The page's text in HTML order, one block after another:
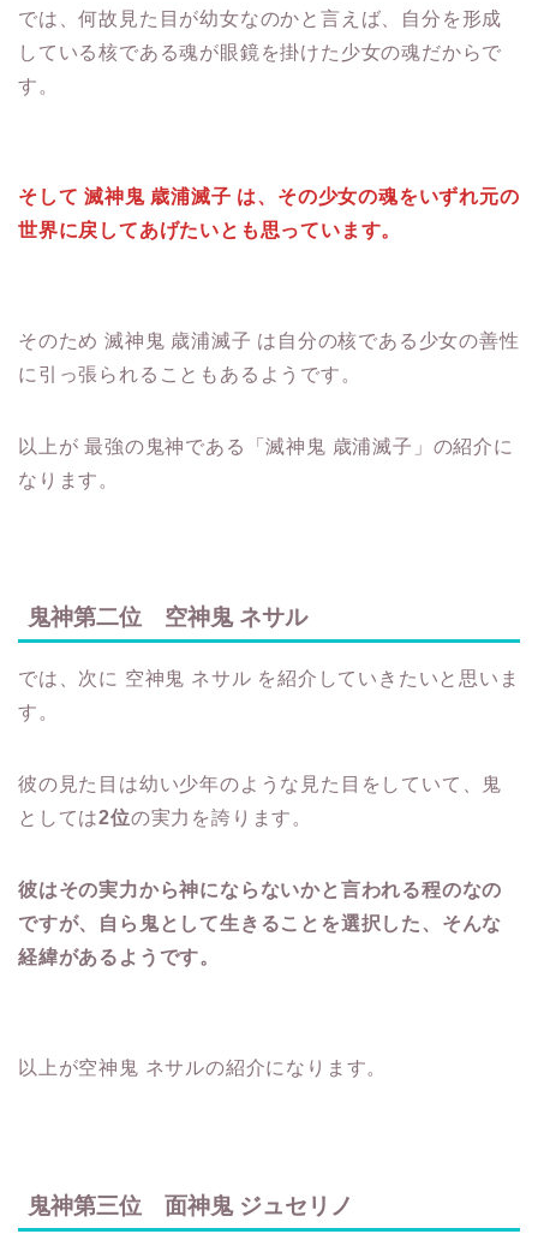
では、何故見た目が幼女なのかと言えば、自分を形成
している核である魂が眼鏡を掛けた少女の魂だからで
す。
そして 滅神鬼 歳浦滅子 は、その少女の魂をいずれ元の
世界に戻してあげたいとも思っています。
そのため 滅神鬼 歳浦滅子 は自分の核である少女の善性
に引っ張られることもあるようです。
以上が 最強の鬼神である「滅神鬼 歳浦滅子」の紹介に
なります。
鬼神第二位 空神鬼 ネサル
では、次に 空神鬼 ネサル を紹介していきたいと思いま
す。
彼の見た目は幼い少年のような見た目をしていて、鬼
としては2位の実力を誇ります。
彼はその実力から神にならないかと言われる程のなの
ですが、自ら鬼として生きることを選択した、そんな
経緯があるようです。
以上が空神鬼 ネサルの紹介になります。
鬼神第三位 面神鬼 ジュセリノ